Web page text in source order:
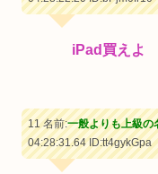
iPad買えよ
11 名前:一般よりも上級の
04:28:31.64ID:tt4gykGpa